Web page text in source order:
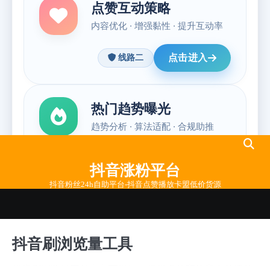
抖音涨粉平台
抖音粉丝24h自助平台-抖音点赞播放卡盟低价货源
抖音刷浏览量工具